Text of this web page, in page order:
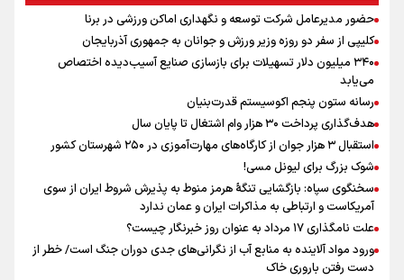
علی‌نژاد در مراسم انجمن ورزشی نویسان در روز خبرنگار : رسانه‌های خبری
در سال گذشته تا به امروز اتفاقات بزرگی را رقم زدند
صعود دانشگاه آزاد اسلامی استان البرز از رتبه D به رتبه ممتاز A+++++
سیدمناف هاشمی در مراسم انجمن ورزشی نویسان : قدردان زحمات اهالی
رسانه به ویژه ورزشی نویسان هستیم
نقش و مسئولیت رسانه‌ها در شرایط حساس کشور مهم و تعیین‌کننده
است/ انسجام اجتماعی و حضور مردم مهمترین عامل ناکام ماندن
محاسبات دشمنان
حضور مدیرعامل شرکت توسعه و نگهداری اماکن ورزشی در برنا
کلیپی از سفر دو روزه وزیر ورزش و جوانان به جمهوری آذربایجان
۳۴۰ میلیون دلار تسهیلات برای بازسازی صنایع آسیب‌دیده اختصاص
می‌یابد
رسانه ستون پنجم اکوسیستم قدرت‌بنیان
هدف‌گذاری پرداخت ۳۰ هزار وام اشتغال تا پایان سال
استقبال ۳ هزار جوان از کارگاه‌های مهارت‌آموزی در ۲۵۰ شهرستان کشور
شوک بزرگ برای لیونل مسی!
سخنگوی سپاه: بازگشایی تنگۀ هرمز منوط به پذیرش شروط ایران از سوی
آمریکاست و ارتباطی به مذاکرات ایران و عمان ندارد
علت نامگذاری ۱۷ مرداد به عنوان روز خبرنگار چیست؟
ورود مواد آلاینده به منابع آب از نگرانی‌های جدی دوران جنگ است/ خطر از
دست رفتن باروری خاک